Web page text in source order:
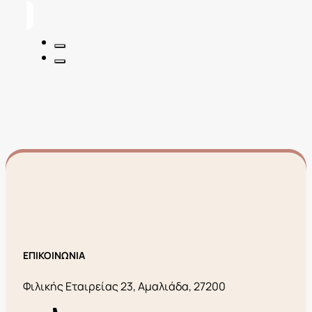
ΕΠΙΚΟΙΝΩΝΙΑ
Φιλικής Εταιρείας 23, Αμαλιάδα, 27200